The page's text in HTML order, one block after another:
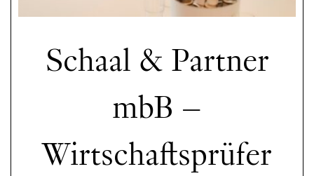
Schaal & Partner
mbB –
Wirtschaftsprüfer